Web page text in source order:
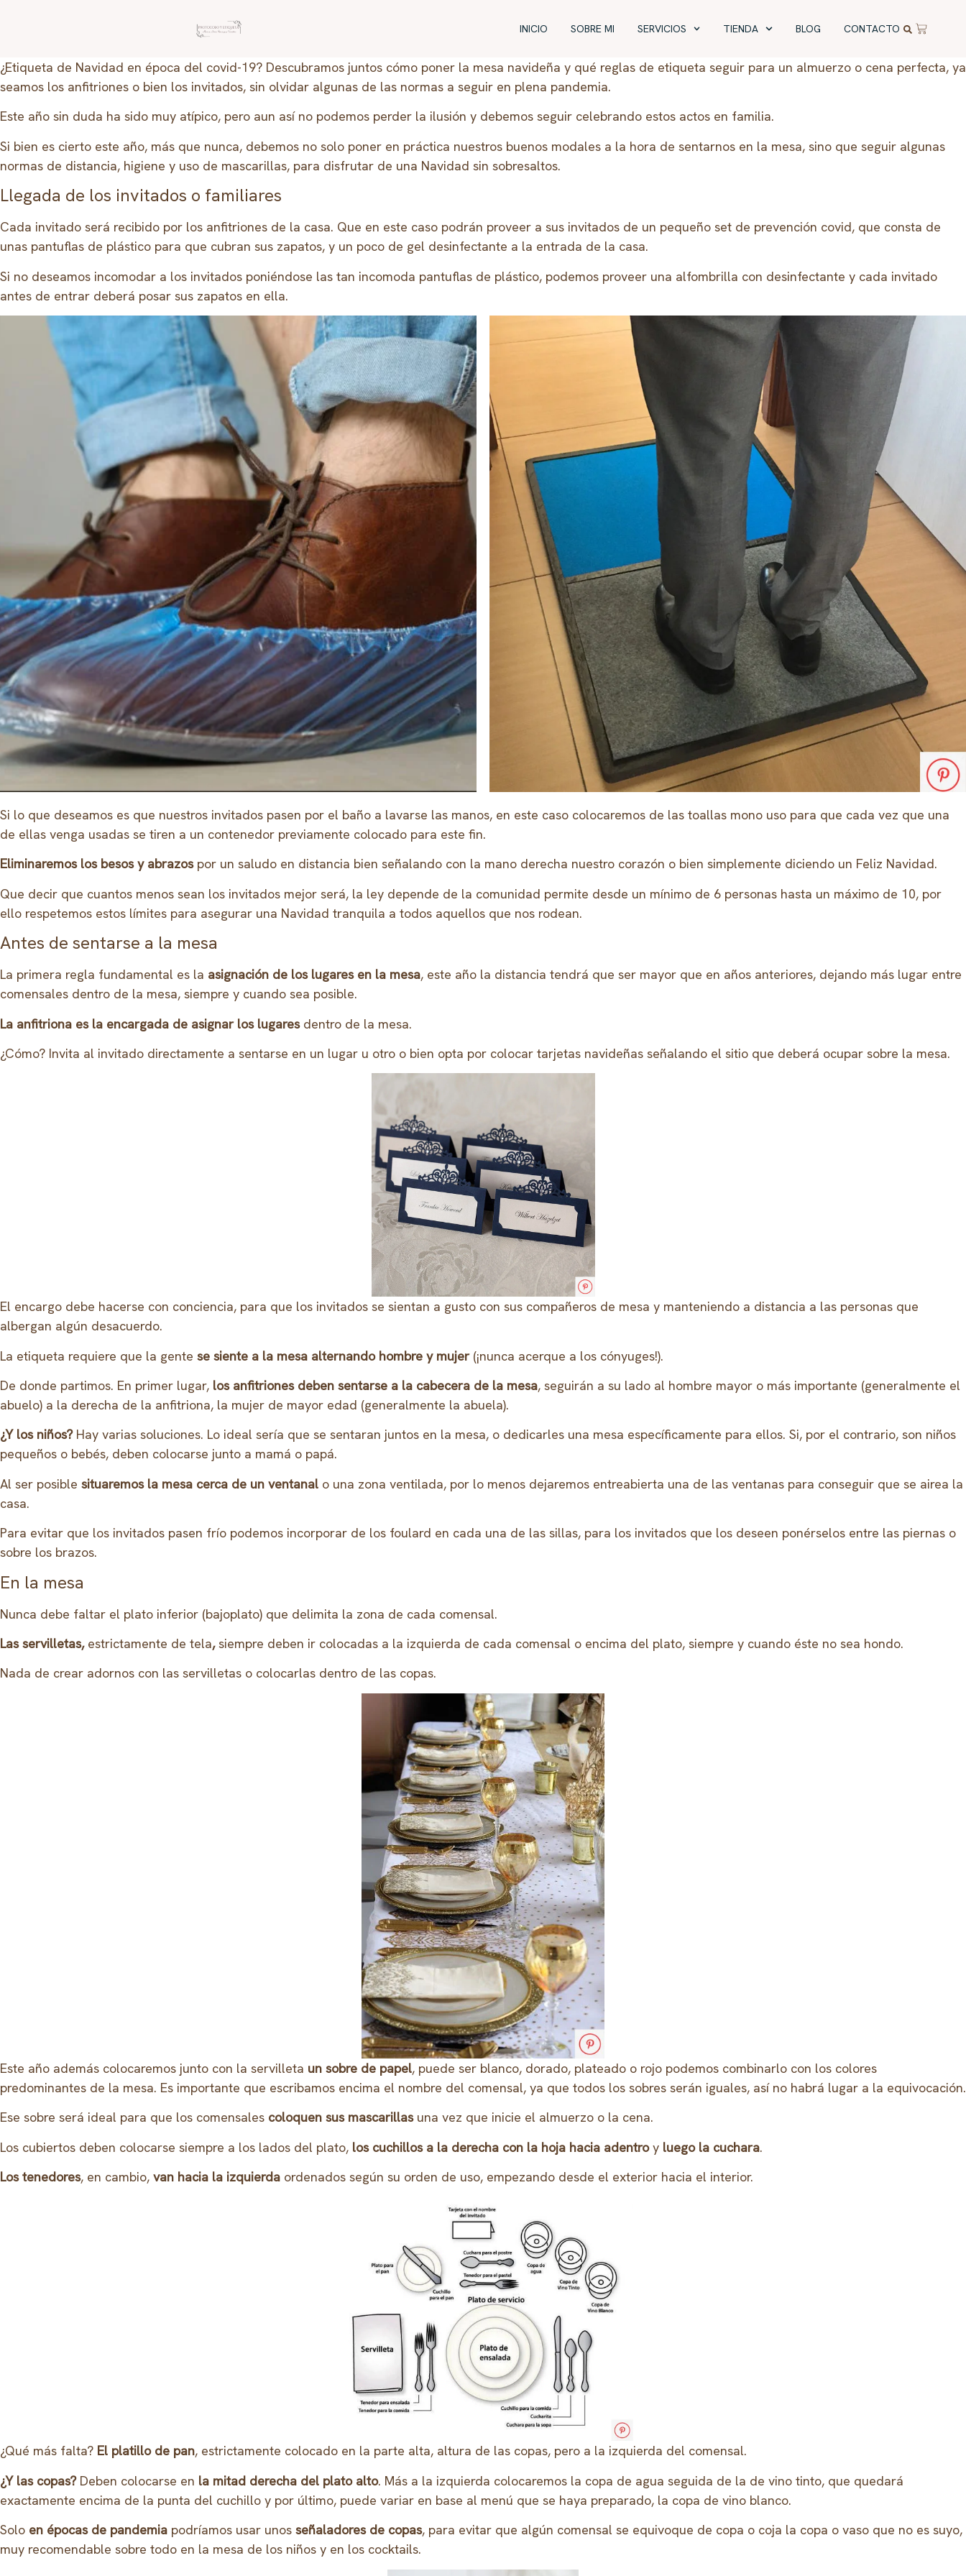
INICIO SOBRE MI SERVICIOS TIENDA BLOG CONTACTO
¿Etiqueta de Navidad en época del covid-19? Descubramos juntos cómo poner la mesa navideña y qué reglas de etiqueta seguir para un almuerzo o cena perfecta, ya
seamos los anfitriones o bien los invitados, sin olvidar algunas de las normas a seguir en plena pandemia.
Este año sin duda ha sido muy atípico, pero aun así no podemos perder la ilusión y debemos seguir celebrando estos actos en familia.
Si bien es cierto este año, más que nunca, debemos no solo poner en práctica nuestros buenos modales a la hora de sentarnos en la mesa, sino que seguir algunas
normas de distancia, higiene y uso de mascarillas, para disfrutar de una Navidad sin sobresaltos.
Llegada de los invitados o familiares
Cada invitado será recibido por los anfitriones de la casa. Que en este caso podrán proveer a sus invitados de un pequeño set de prevención covid, que consta de
unas pantuflas de plástico para que cubran sus zapatos, y un poco de gel desinfectante a la entrada de la casa.
Si no deseamos incomodar a los invitados poniéndose las tan incomoda pantuflas de plástico, podemos proveer una alfombrilla con desinfectante y cada invitado
antes de entrar deberá posar sus zapatos en ella.
Si lo que deseamos es que nuestros invitados pasen por el baño a lavarse las manos, en este caso colocaremos de las toallas mono uso para que cada vez que una
de ellas venga usadas se tiren a un contenedor previamente colocado para este fin.
Eliminaremos los besos y abrazospor un saludo en distancia bien señalando con la mano derecha nuestro corazón o bien simplemente diciendo un Feliz Navidad.
Que decir que cuantos menos sean los invitados mejor será, la ley depende de la comunidad permite desde un mínimo de 6 personas hasta un máximo de 10, por
ello respetemos estos límites para asegurar una Navidad tranquila a todos aquellos que nos rodean.
Antes de sentarse a la mesa
La primera regla fundamental es la asignación de los lugares en la mesa, este año la distancia tendrá que ser mayor que en años anteriores, dejando más lugar entre
comensales dentro de la mesa, siempre y cuando sea posible.
La anfitriona es la encargada de asignar los lugaresdentro de la mesa.
¿Cómo? Invita al invitado directamente a sentarse en un lugar u otro o bien opta por colocar tarjetas navideñas señalando el sitio que deberá ocupar sobre la mesa.
El encargo debe hacerse con conciencia, para que los invitados se sientan a gusto con sus compañeros de mesa y manteniendo a distancia a las personas que
albergan algún desacuerdo.
La etiqueta requiere que la gente se siente a la mesa alternando hombre y mujer (¡nunca acerque a los cónyuges!).
De donde partimos. En primer lugar, los anfitriones deben sentarse a la cabecera de la mesa, seguirán a su lado al hombre mayor o más importante (generalmente el
abuelo) a la derecha de la anfitriona, la mujer de mayor edad (generalmente la abuela).
¿Y los niños?Hay varias soluciones. Lo ideal sería que se sentaran juntos en la mesa, o dedicarles una mesa específicamente para ellos. Si, por el contrario, son niños
pequeños o bebés, deben colocarse junto a mamá o papá.
Al ser posible situaremos la mesa cerca de un ventanal o una zona ventilada, por lo menos dejaremos entreabierta una de las ventanas para conseguir que se airea la
casa.
Para evitar que los invitados pasen frío podemos incorporar de los foulard en cada una de las sillas, para los invitados que los deseen ponérselos entre las piernas o
sobre los brazos.
En la mesa
Nunca debe faltar el plato inferior (bajoplato) que delimita la zona de cada comensal.
Las servilletas, estrictamente de tela,siempre deben ir colocadas a la izquierda de cada comensal o encima del plato, siempre y cuando éste no sea hondo.
Nada de crear adornos con las servilletas o colocarlas dentro de las copas.
Este año además colocaremos junto con la servilleta un sobre de papel, puede ser blanco, dorado, plateado o rojo podemos combinarlo con los colores
predominantes de la mesa. Es importante que escribamos encima el nombre del comensal, ya que todos los sobres serán iguales, así no habrá lugar a la equivocación.
Ese sobre será ideal para que los comensales coloquen sus mascarillasuna vez que inicie el almuerzo o la cena.
Los cubiertos deben colocarse siempre a los lados del plato, los cuchillos a la derecha con la hoja hacia adentroy luego la cuchara.
Los tenedores, en cambio, van hacia la izquierda ordenados según su orden de uso, empezando desde el exterior hacia el interior.
¿Qué más falta? El platillo de pan, estrictamente colocado en la parte alta, altura de las copas, pero a la izquierda del comensal.
¿Y las copas? Deben colocarse en la mitad derecha del plato alto. Más a la izquierda colocaremos la copa de agua seguida de la de vino tinto, que quedará
exactamente encima de la punta del cuchillo y por último, puede variar en base al menú que se haya preparado, la copa de vino blanco.
Solo en épocas de pandemia podríamos usar unos señaladores de copas, para evitar que algún comensal se equivoque de copa o coja la copa o vaso que no es suyo,
muy recomendable sobre todo en la mesa de los niños y en los cocktails.